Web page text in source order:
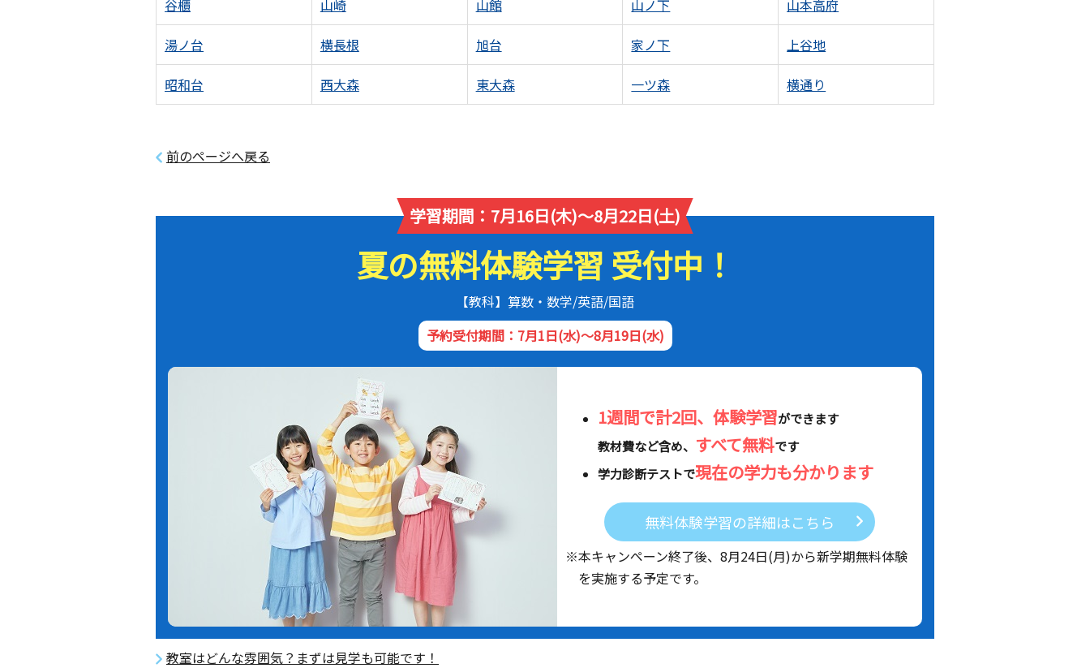
谷櫃 山崎 山館 山ノ下 山本高府
湯ノ台 横長根 旭台 家ノ下 上谷地
昭和台 西大森 東大森 一ツ森 横通り
前のページへ戻る
学習期間：7月16日(木)～8月22日(土)
夏の無料体験学習 受付中！
【教科】算数・数学/英語/国語
予約受付期間：7月1日(水)～8月19日(水)
1週間で計2回、体験学習ができます
教材費など含め、 すべて無料です
学力診断テストで現在の学力も分かります
無料体験学習の詳細はこちら
※本キャンペーン終了後、 8月24日(月)から新学期無料体験
を実施する予定です。
教室はどんな雰囲気？まずは見学も可能です！